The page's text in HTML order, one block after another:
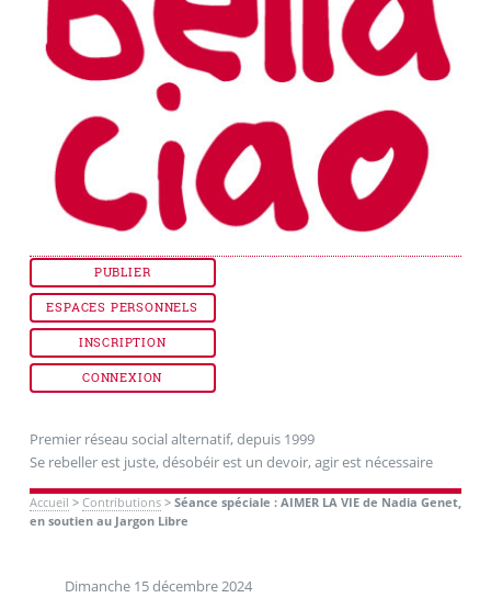
PUBLIER
ESPACES PERSONNELS
INSCRIPTION
CONNEXION
Premier réseau social alternatif, depuis 1999
Se rebeller est juste, désobéir est un devoir, agir est nécessaire
Accueil > Contributions> Séance spéciale : AIMER LA VIE de Nadia Genet,
en soutien au Jargon Libre
Dimanche 15 décembre 2024